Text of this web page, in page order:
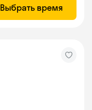
Выбрать время